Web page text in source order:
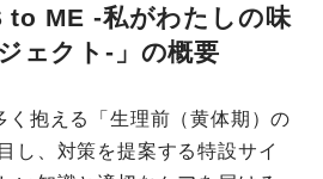
to ME -私がわたしの味
ェクト-」の概要
く抱える「生理前（黄体期）の
し、対策を提案する特設サイ